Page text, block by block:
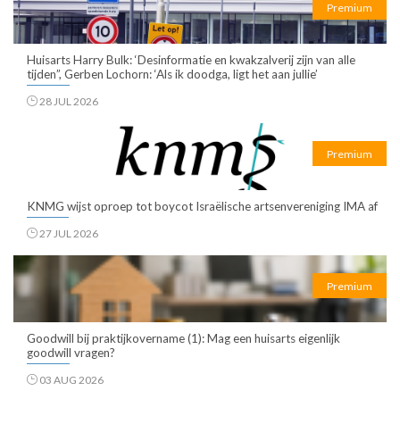
Premium
Huisarts Harry Bulk: ‘Desinformatie en kwakzalverij zijn van alle
tijden”, Gerben Lochorn: ‘Als ik doodga, ligt het aan jullie’
28 JUL 2026
Premium
KNMG wijst oproep tot boycot Israëlische artsenvereniging IMA af
27 JUL 2026
Premium
Goodwill bij praktijkovername (1): Mag een huisarts eigenlijk
goodwill vragen?
03 AUG 2026